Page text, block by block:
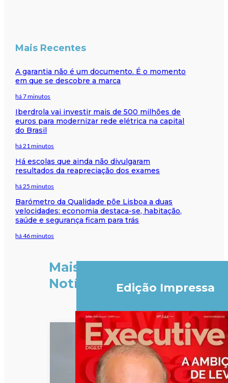
Mais Recentes
A garantia não é um documento. É o momento
em que se descobre a marca
há 7 minutos
Iberdrola vai investir mais de 500 milhões de
euros para modernizar rede elétrica na capital
do Brasil
há 21 minutos
Há escolas que ainda não divulgaram
resultados da reapreciação dos exames
há 25 minutos
Barómetro da Qualidade põe Lisboa a duas
velocidades: economia destaca-se, habitação,
saúde e segurança ficam para trás
há 46 minutos
Mais
Notícias
Edição Impressa